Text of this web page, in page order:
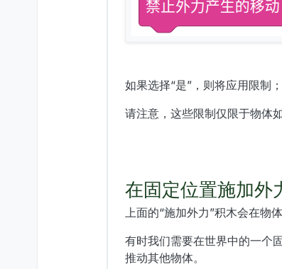
如果选择“是”，则将应用限制
请注意，这些限制仅限于物体
在固定位置施加外
上面的“施加外力”积木会在物
有时我们需要在世界中的一个
推动其他物体。